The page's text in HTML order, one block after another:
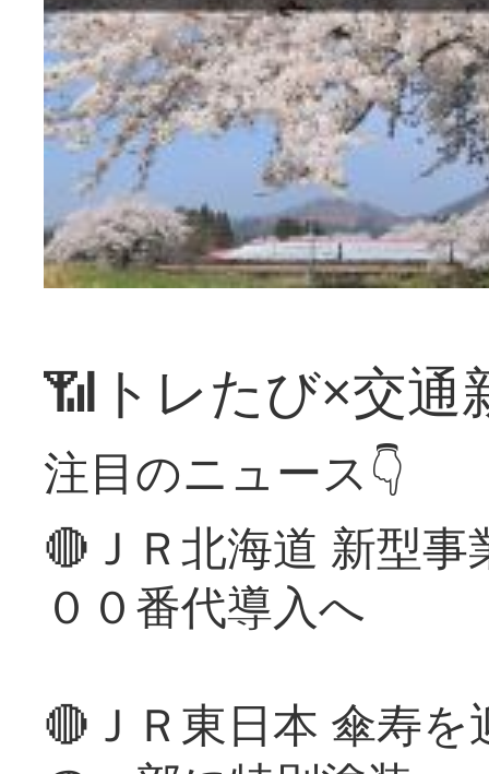
📶トレたび×交通
注目のニュース👇
🔴ＪＲ北海道 新型
００番代導入へ
🔴ＪＲ東日本 傘寿